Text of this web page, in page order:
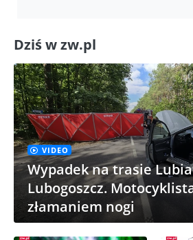
Dziś w zw.pl
VIDEO
Wypadek na trasie
Lubogoszcz.
złamaniem nogi